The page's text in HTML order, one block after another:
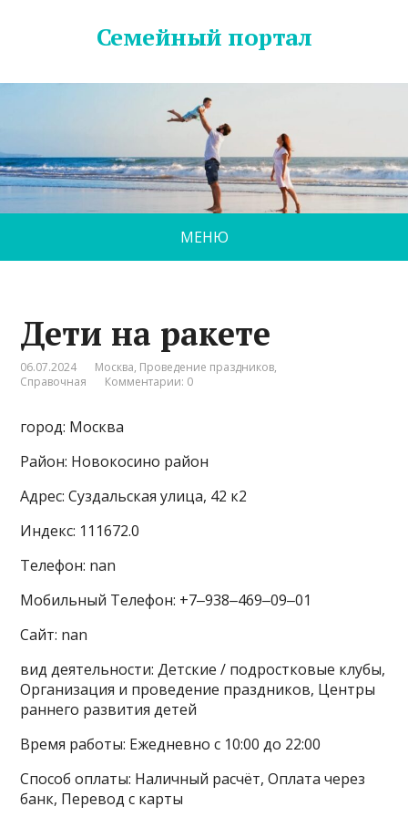
Семейный портал
МЕНЮ
Дети на ракете
06.07.2024 Москва, Проведение праздников,
Справочная
Комментарии: 0
город: Москва
Район: Новокосино район
Адрес: Суздальская улица, 42 к2
Индекс: 111672.0
Телефон: nan
Мобильный Телефон: +7‒938‒469‒09‒01
Сайт: nan
вид деятельности: Детские / подростковые клубы,
Организация и проведение праздников, Центры
раннего развития детей
Время работы: Ежедневно с 10:00 до 22:00
Способ оплаты: Наличный расчёт, Оплата через
банк, Перевод с карты